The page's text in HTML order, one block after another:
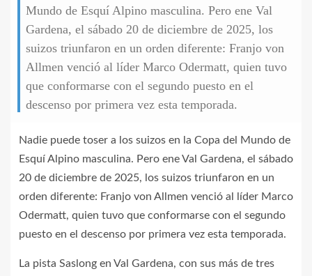
Mundo de Esquí Alpino masculina. Pero ene Val
Gardena, el sábado 20 de diciembre de 2025, los
suizos triunfaron en un orden diferente: Franjo von
Allmen venció al líder Marco Odermatt, quien tuvo
que conformarse con el segundo puesto en el
descenso por primera vez esta temporada.
Nadie puede toser a los suizos en la Copa del Mundo de
Esquí Alpino masculina. Pero ene Val Gardena, el sábado
20 de diciembre de 2025, los suizos triunfaron en un
orden diferente: Franjo von Allmen venció al líder Marco
Odermatt, quien tuvo que conformarse con el segundo
puesto en el descenso por primera vez esta temporada.
La pista Saslong en Val Gardena, con sus más de tres